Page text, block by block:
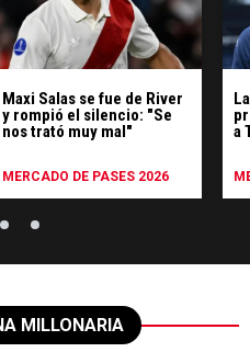
Maxi Salas se fue de River
y rompió el silencio: "Se
nos trató muy mal"
MERCADO DE PASES 2026
a
MILLONARIA